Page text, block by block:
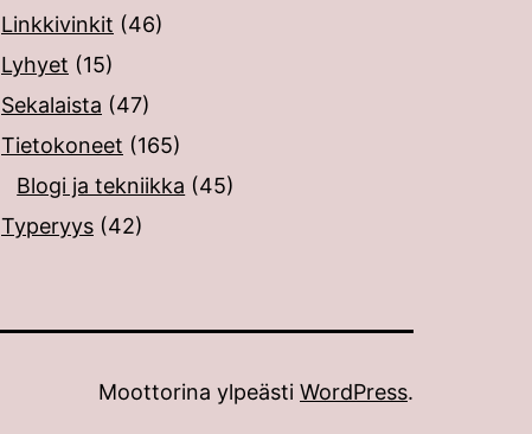
Linkkivinkit (46)
Lyhyet (15)
Sekalaista (47)
Tietokoneet (165)
Blogi ja tekniikka (45)
Typeryys (42)
Moottorina ylpeästi WordPress.